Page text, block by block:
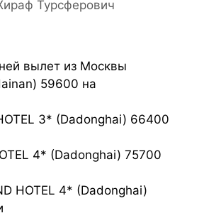
Турсферович
вылет из Москвы
59600 на
3* (Dadonghai) 66400
4* (Dadonghai) 75700
HOTEL 4* (Dadonghai)